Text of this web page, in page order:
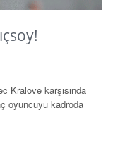
Kralove karşısında
oyuncuyu kadroda